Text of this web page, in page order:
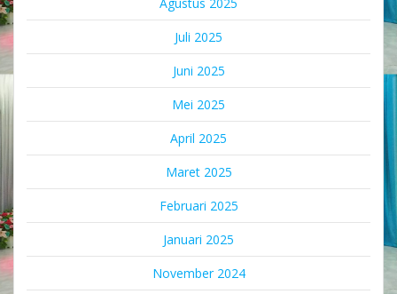
Juli 2025
Juni 2025
Mei 2025
April 2025
Maret 2025
Februari 2025
Januari 2025
November 2024